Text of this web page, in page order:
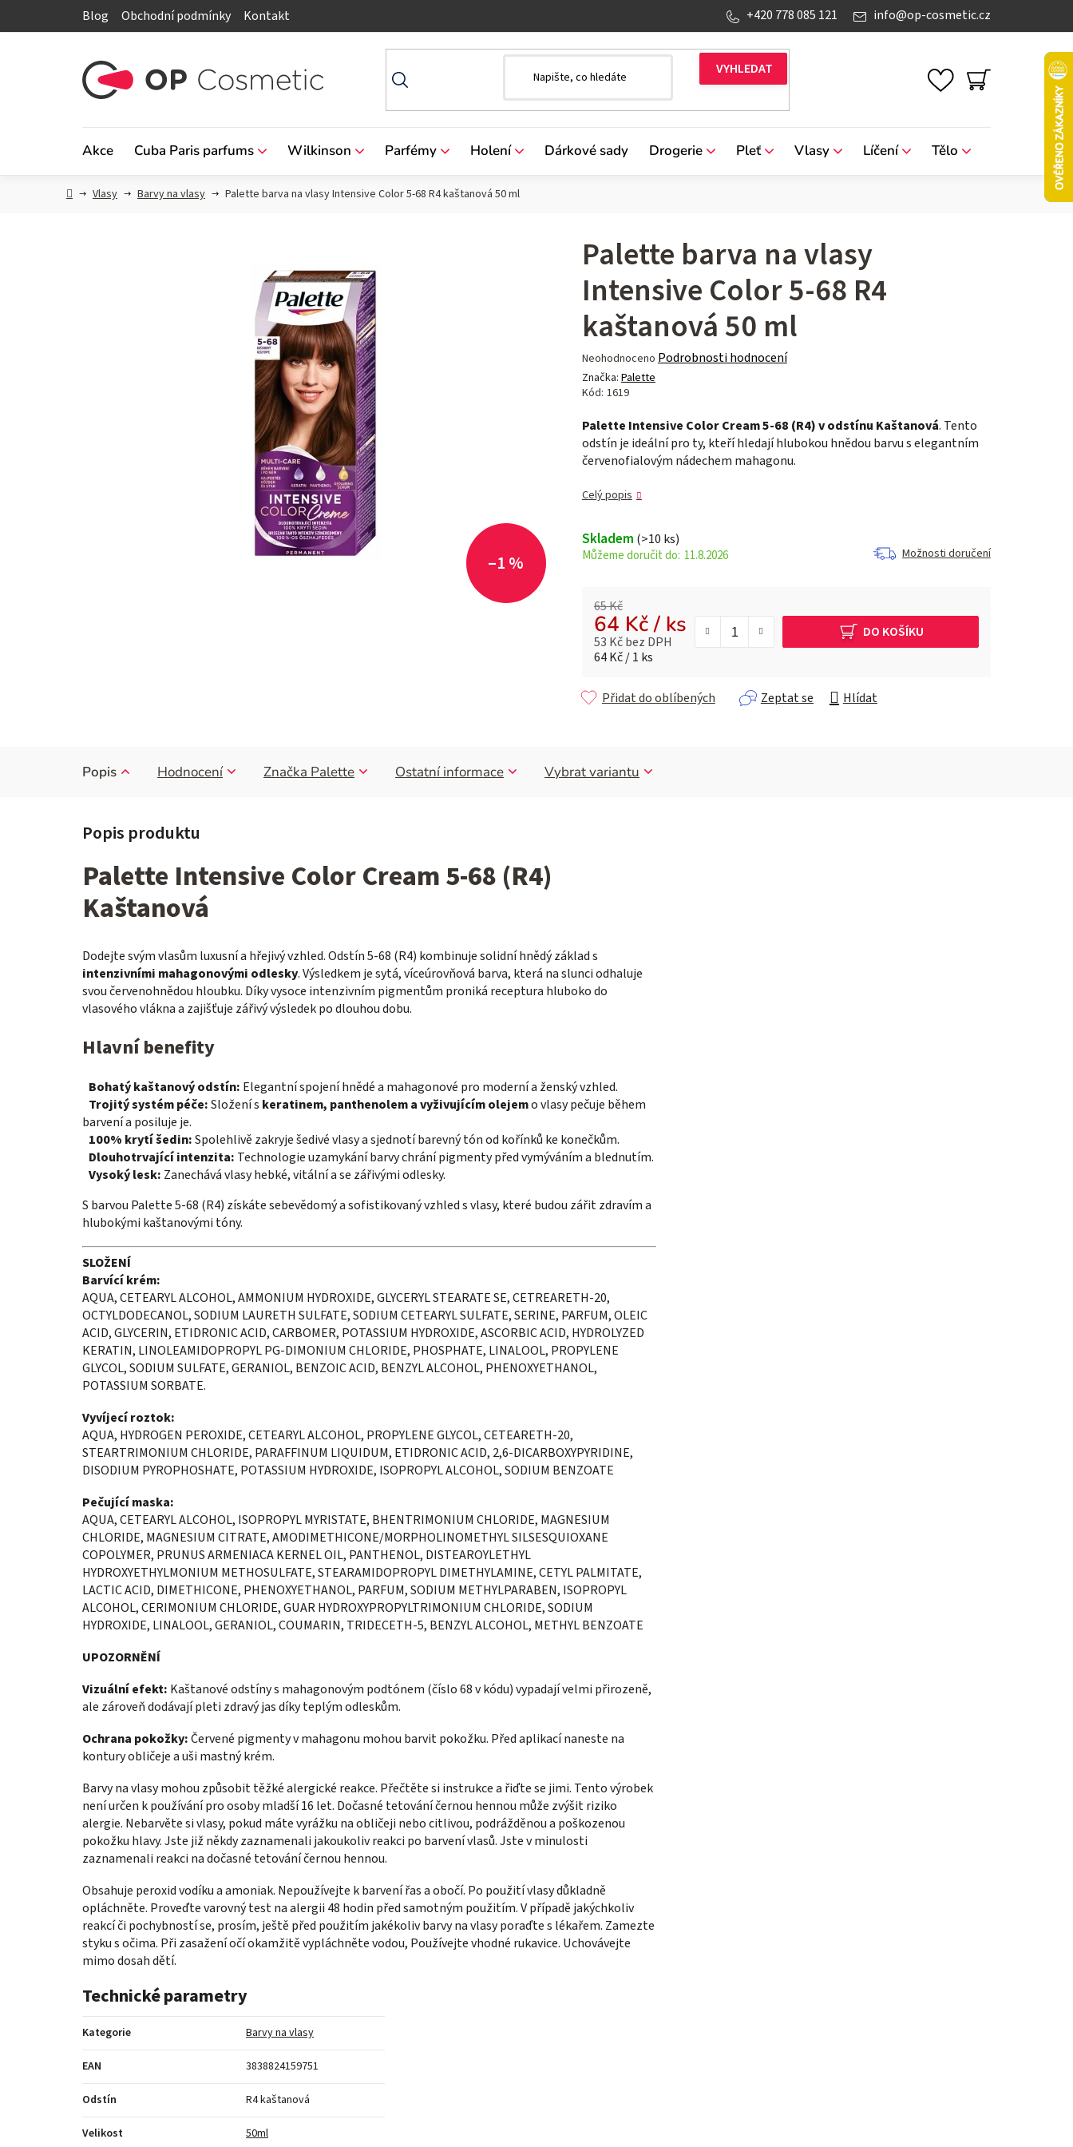
Blog Obchodní podmínky Kontakt info@op-cosmetic.cz
+420 778 085 121
NÁKUPNÍ
Akce Cuba Paris parfums Wilkinson Parfémy Holení Dárkové sady Drogerie Pleť Vlasy Líčení Tělo
DomůVlasy Barvy na vlasy Palette barva na vlasy Intensive Color 5-68 R4 kaštanová 50 ml
Palette barva na vlasy
Intensive Color 5-68 R4
kaštanová 50 ml
Průměrné
hodnocení
produktu
0,0
z 5
hvězdiček.
Neohodnoceno Podrobnosti hodnocení
Značka: Palette
Kód: 1619
Palette Intensive Color Cream 5-68 (R4) v odstínu Kaštanová. Tento
odstín je ideální pro ty, kteří hledají hlubokou hnědou barvu s elegantním
červenofialovým nádechem mahagonu.
Celý popis
Skladem (>10 ks)
11.8.2026 Možnosti doručení
65 Kč
64 Kč/ ks
53 Kč bez DPH
Měrná cena:
64 Kč / 1 ks
DO KOŠÍKU
Zeptat se Hlídat
Přidat do oblíbených
–1 %
Popis Hodnocení Značka Palette Ostatní informace Vybrat variantu
Palette Intensive Color Cream 5-68 (R4)
Kaštanová
Dodejte svým vlasům luxusní a hřejivý vzhled. Odstín 5-68 (R4) kombinuje solidní hnědý základ s
intenzivními mahagonovými odlesky. Výsledkem je sytá, víceúrovňová barva, která na slunci odhaluje
svou červenohnědou hloubku. Díky vysoce intenzivním pigmentům proniká receptura hluboko do
vlasového vlákna a zajišťuje zářivý výsledek po dlouhou dobu.
Hlavní benefity
Bohatý kaštanový odstín: Elegantní spojení hnědé a mahagonové pro moderní a ženský vzhled.
Trojitý systém péče:Složení s keratinem, panthenolem a vyživujícím olejemo vlasy pečuje během
barvení a posiluje je.
100% krytí šedin:Spolehlivě zakryje šedivé vlasy a sjednotí barevný tón od kořínků ke konečkům.
Dlouhotrvající intenzita: Technologie uzamykání barvy chrání pigmenty před vymýváním a blednutím.
Vysoký lesk: Zanechává vlasy hebké, vitální a se zářivými odlesky.
S barvou Palette 5-68 (R4) získáte sebevědomý a sofistikovaný vzhled s vlasy, které budou zářit zdravím a
hlubokými kaštanovými tóny.
SLOŽENÍ
Barvící krém:
AQUA, CETEARYL ALCOHOL, AMMONIUM HYDROXIDE, GLYCERYL STEARATE SE, CETREARETH-20,
OCTYLDODECANOL, SODIUM LAURETH SULFATE, SODIUM CETEARYL SULFATE, SERINE, PARFUM, OLEIC
ACID, GLYCERIN, ETIDRONIC ACID, CARBOMER, POTASSIUM HYDROXIDE, ASCORBIC ACID, HYDROLYZED
KERATIN, LINOLEAMIDOPROPYL PG-DIMONIUM CHLORIDE, PHOSPHATE, LINALOOL, PROPYLENE
GLYCOL, SODIUM SULFATE, GERANIOL, BENZOIC ACID, BENZYL ALCOHOL, PHENOXYETHANOL,
POTASSIUM SORBATE.
Vyvíjecí roztok:
AQUA, HYDROGEN PEROXIDE, CETEARYL ALCOHOL, PROPYLENE GLYCOL, CETEARETH-20,
STEARTRIMONIUM CHLORIDE, PARAFFINUM LIQUIDUM, ETIDRONIC ACID, 2,6-DICARBOXYPYRIDINE,
DISODIUM PYROPHOSHATE, POTASSIUM HYDROXIDE, ISOPROPYL ALCOHOL, SODIUM BENZOATE
Pečující maska:
AQUA, CETEARYL ALCOHOL, ISOPROPYL MYRISTATE, BHENTRIMONIUM CHLORIDE, MAGNESIUM
CHLORIDE, MAGNESIUM CITRATE, AMODIMETHICONE/MORPHOLINOMETHYL SILSESQUIOXANE
COPOLYMER, PRUNUS ARMENIACA KERNEL OIL, PANTHENOL, DISTEAROYLETHYL
HYDROXYETHYLMONIUM METHOSULFATE, STEARAMIDOPROPYL DIMETHYLAMINE, CETYL PALMITATE,
LACTIC ACID, DIMETHICONE, PHENOXYETHANOL, PARFUM, SODIUM METHYLPARABEN, ISOPROPYL
ALCOHOL, CERIMONIUM CHLORIDE, GUAR HYDROXYPROPYLTRIMONIUM CHLORIDE, SODIUM
HYDROXIDE, LINALOOL, GERANIOL, COUMARIN, TRIDECETH-5, BENZYL ALCOHOL, METHYL BENZOATE
UPOZORNĚNÍ
Vizuální efekt: Kaštanové odstíny s mahagonovým podtónem (číslo 68 v kódu) vypadají velmi přirozeně,
ale zároveň dodávají pleti zdravý jas díky teplým odleskům.
Ochrana pokožky:Červené pigmenty v mahagonu mohou barvit pokožku. Před aplikací naneste na
kontury obličeje a uši mastný krém.
Barvy na vlasy mohou způsobit těžké alergické reakce. Přečtěte si instrukce a řiďte se jimi. Tento výrobek
není určen k používání pro osoby mladší 16 let. Dočasné tetování černou hennou může zvýšit riziko
alergie. Nebarvěte si vlasy, pokud máte vyrážku na obličeji nebo citlivou, podrážděnou a poškozenou
pokožku hlavy. Jste již někdy zaznamenali jakoukoliv reakci po barvení vlasů. Jste v minulosti
zaznamenali reakci na dočasné tetování černou hennou.
Obsahuje peroxid vodíku a amoniak. Nepoužívejte k barvení řas a obočí. Po použití vlasy důkladně
opláchněte. Proveďte varovný test na alergii 48 hodin před samotným použitím. V případě jakýchkoliv
reakcí či pochybností se, prosím, ještě před použitím jakékoliv barvy na vlasy poraďte s lékařem. Zamezte
styku s očima. Při zasažení očí okamžitě vypláchněte vodou, Používejte vhodné rukavice. Uchovávejte
mimo dosah dětí.
Technické parametry
Kategorie Barvy na vlasy
EAN 3838824159751
Odstín R4 kaštanová
Velikost 50ml